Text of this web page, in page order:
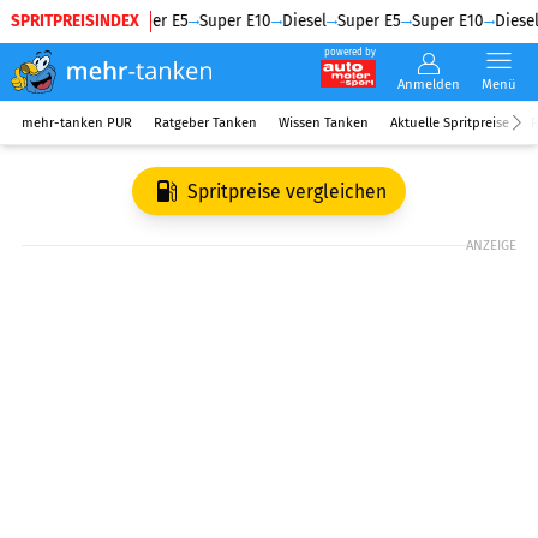
SPRITPREISINDEX
Diesel Super E5 Super E10 Diesel Super E5 Super E10 Diesel
powered by
Anmelden Menü
mehr-tanken PUR Ratgeber Tanken Wissen Tanken Aktuelle Spritpreise
Spritpreise vergleichen
ANZEIGE